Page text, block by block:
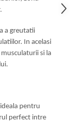
a greutatii
In acelasi
si la
pentru
perfect intre